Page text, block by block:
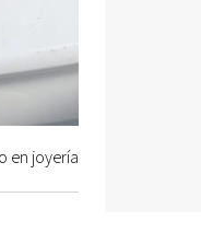
en joyería